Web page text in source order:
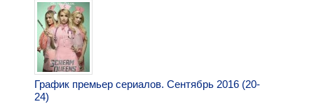
График премьер сериалов. Сентябрь 2016 (20-
24)